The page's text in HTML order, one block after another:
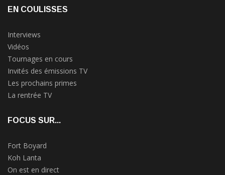
EN COULISSES
Interviews
Vidéos
Tournages en cours
Invités des émissions TV
Les prochains primes
La rentrée TV
FOCUS SUR...
Fort Boyard
Koh Lanta
On est en direct